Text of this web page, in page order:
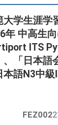
大学生涯学
年 中高生
ITS
、「日本語
本語N3中
FEZ002